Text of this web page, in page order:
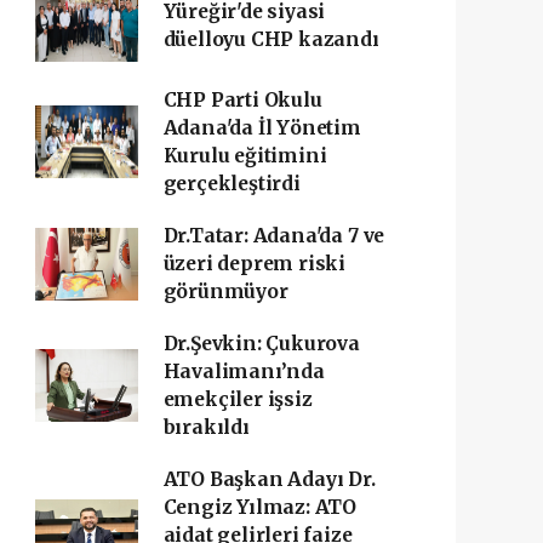
Yüreğir'de siyasi
düelloyu CHP kazandı
CHP Parti Okulu
Adana'da İl Yönetim
Kurulu eğitimini
gerçekleştirdi
Dr.Tatar: Adana'da 7 ve
üzeri deprem riski
görünmüyor
Dr.Şevkin: Çukurova
Havalimanı’nda
emekçiler işsiz
bırakıldı
ATO Başkan Adayı Dr.
Cengiz Yılmaz: ATO
aidat gelirleri faize